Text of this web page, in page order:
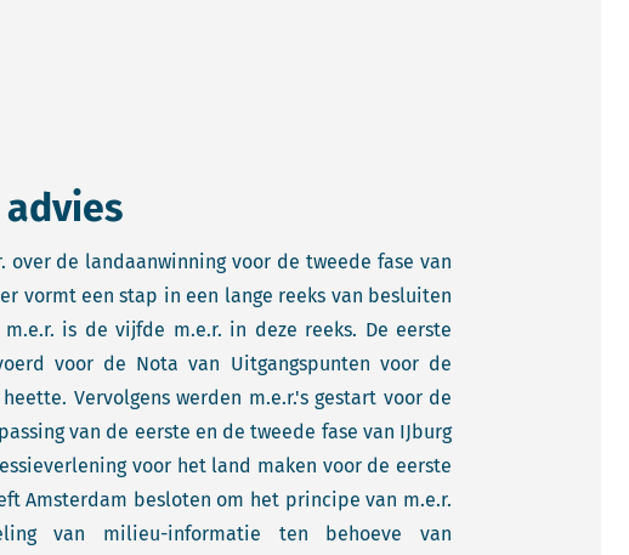
de landaanwinning voor de tweede fase van
vormt een stap in een lange reeks van besluiten
is de vijfde m.e.r. in deze reeks. De eerste
voor de Nota van Uitgangspunten voor de
Vervolgens werden m.e.r.'s gestart voor de
van de eerste en de tweede fase van IJburg
voor het land maken voor de eerste
Amsterdam besloten om het principe van m.e.r.
van milieu-informatie ten behoeve van